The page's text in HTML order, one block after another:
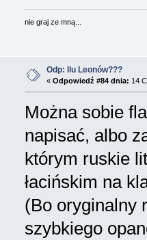
nie graj ze mną...
Odp: Ilu Leonów???
« Odpowiedź #84 dnia: 14
Można sobie
napisać, albo
którym ruskie
łacińskim na
(Bo oryginalny
szybkiego